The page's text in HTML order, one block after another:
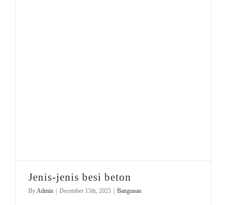
Jenis-jenis besi beton
By Admin | December 15th, 2025 | Bangunan